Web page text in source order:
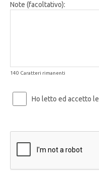
Note (facoltativo):
140 Caratteri rimanenti
Ho letto ed accetto le